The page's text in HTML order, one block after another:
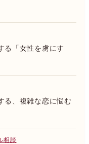
る「女性を虜にす
る、複雑な恋に悩む
相談